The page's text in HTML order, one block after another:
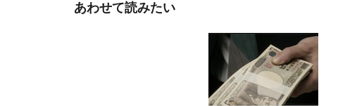
あわせて読みたい